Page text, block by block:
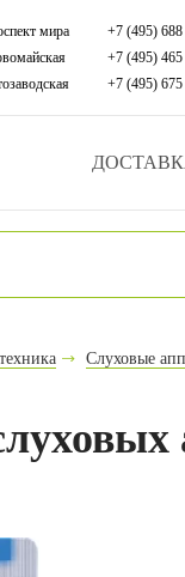
Средства
Средства по
Домашняя
Уникальные и
мира
+7 (495)
+7 (495)
+7 (495)
Слуховые